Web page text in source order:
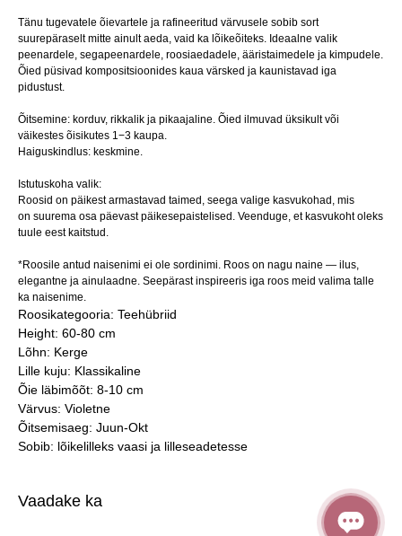
Tänu tugevatele õievartele ja rafineeritud värvusele sobib sort
suurepäraselt mitte ainult aeda, vaid ka lõikeõiteks. Ideaalne valik
peenardele, segapeenardele, roosiaedadele, ääristaimedele ja kimpudele.
Õied püsivad kompositsioonides kaua värsked ja kaunistavad iga
pidustust.
Õitsemine: korduv, rikkalik ja pikaajaline. Õied ilmuvad üksikult või
väikestes õisikutes 1−3 kaupa.
Haiguskindlus: keskmine.
Istutuskoha valik:
Roosid on päikest armastavad taimed, seega valige kasvukohad, mis
on suurema osa päevast päikesepaistelised. Veenduge, et kasvukoht oleks
tuule eest kaitstud.
*Roosile antud naisenimi ei ole sordinimi. Roos on nagu naine — ilus,
elegantne ja ainulaadne. Seepärast inspireeris iga roos meid valima talle
ka naisenime.
Roosikategooria: Teehübriid
Height: 60-80 cm
Lõhn: Kerge
Lille kuju: Klassikaline
Õie läbimõõt: 8-10 cm
Värvus: Violetne
Õitsemisaeg: Juun-Okt
Sobib: lõikelilleks vaasi ja lilleseadetesse
Vaadake ka